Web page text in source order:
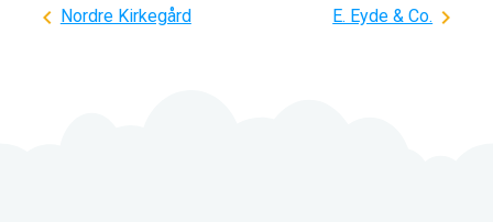
Indlægsnavigation
Nordre Kirkegård E. Eyde & Co.